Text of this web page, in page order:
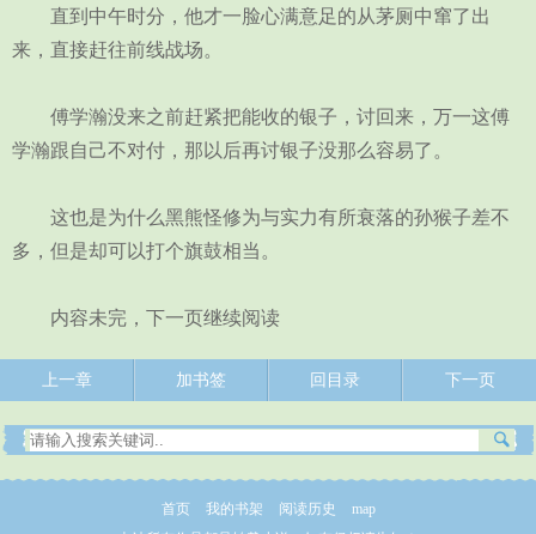
直到中午时分，他才一脸心满意足的从茅厕中窜了出
来，直接赶往前线战场。
傅学瀚没来之前赶紧把能收的银子，讨回来，万一这傅
学瀚跟自己不对付，那以后再讨银子没那么容易了。
这也是为什么黑熊怪修为与实力有所衰落的孙猴子差不
多，但是却可以打个旗鼓相当。
内容未完，下一页继续阅读
上一章 加书签 回目录 下一页
首页 我的书架 阅读历史
map